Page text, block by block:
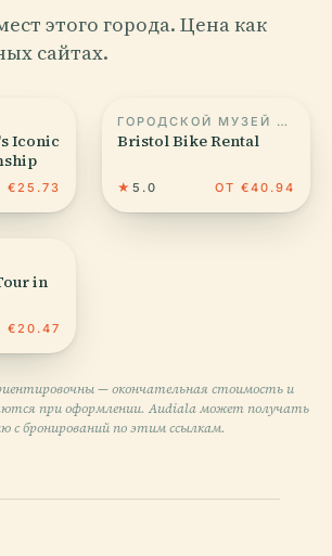
этого города. Цена как
сайтах.
Iconic
€25.73
ГОРОДСКОЙ МУЗЕЙ И ХУДОЖЕСТВЕННАЯ ГАЛЕРЕЯ БРИСТОЛЯ
Bristol Bike Rental
★ 5.0 ОТ €40.94
in
€20.47
— окончательная стоимость и
при оформлении. Audiala может получать
с бронирований по этим ссылкам.